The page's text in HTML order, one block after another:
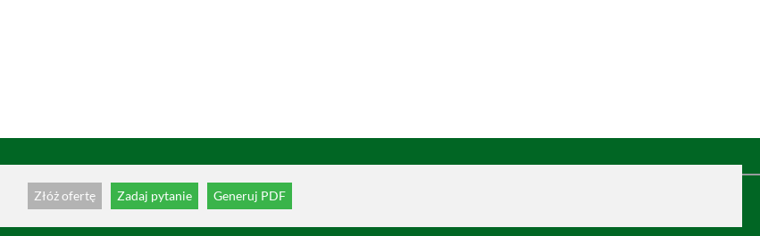
Złóż ofertę Zadaj pytanie Generuj PDF
nr tel. +48 71 787 35 34; e-mail: helpdesk@logintrade.net